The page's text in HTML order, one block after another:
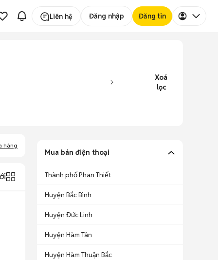
Liên hệ Đăng nhập Đăng tin
Xoá
lọc
hàng
Mua bán điện thoại
Thành phố Phan Thiết
Huyện Bắc Bình
Huyện Đức Linh
Huyện Hàm Tân
Huyện Hàm Thuận Bắc